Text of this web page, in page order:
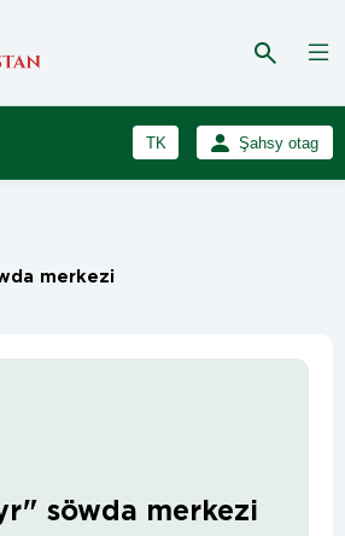
TK
RU
Şahsy otag
merkezi
söwda merkezi